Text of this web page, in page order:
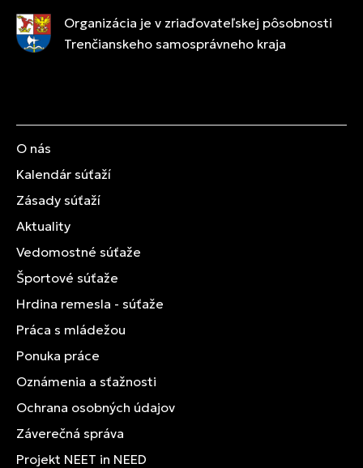
Organizácia je v zriaďovateľskej pôsobnosti
Trenčianskeho samosprávneho kraja
O nás
Kalendár súťaží
Zásady súťaží
Aktuality
Vedomostné súťaže
Športové súťaže
Hrdina remesla - súťaže
Práca s mládežou
Ponuka práce
Oznámenia a sťažnosti
Ochrana osobných údajov
Záverečná správa
Projekt NEET in NEED